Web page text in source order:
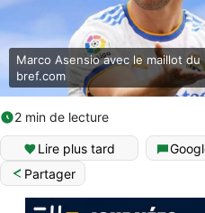
Marco Asensio avec le maillot
bref.com
2 min de lecture
Lire plus tard
Partager